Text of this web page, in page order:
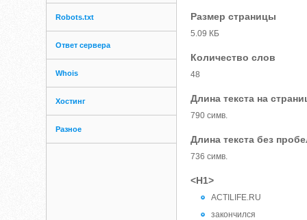
Robots.txt
Ответ сервера
Whois
Хостинг
Разное
Размер страницы
5.09 КБ
Количество слов
48
Длина текста на
790 симв.
Длина текста без
736 симв.
<H1>
ACTILIFE.RU
закончился